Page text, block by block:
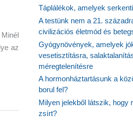
az
Táplálékok, amelyek
A testünk nem a 21.
civilizációs életmód és
Gyógynövények, amelyek
vesetisztításra,
méregtelenítésre
A hormonháztartásunk a
borul fel?
Milyen jelekből látszik, hogy
zsírt?